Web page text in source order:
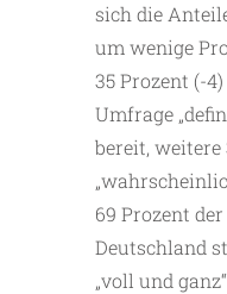
sich die
um wenige
35 Prozent (-
Umfrage
bereit, weitere
69 Prozent
Deutschland
„voll und